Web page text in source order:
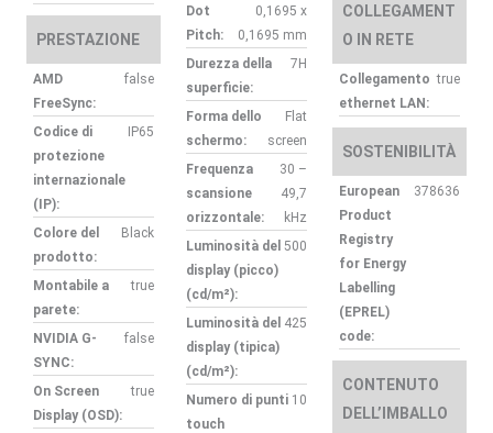
PRESTAZIONE
AMD
FreeSync:
false
Codice di
protezione
internazionale
(IP):
IP65
Colore del
prodotto:
Black
Montabile a
parete:
true
NVIDIA G-
SYNC:
false
On Screen
Display (OSD):
true
Dot
Pitch:
0,1695 x
0,1695 mm
Durezza della
superficie:
7H
Forma dello
schermo:
Flat
screen
Frequenza
scansione
orizzontale:
30 –
49,7
kHz
Luminosità del
display (picco)
(cd/m²):
500
Luminosità del
display (tipica)
(cd/m²):
425
Numero di punti
touch
10
COLLEGAMENT
O IN RETE
Collegamento
ethernet LAN:
true
SOSTENIBILITÀ
European
Product
Registry
for Energy
Labelling
(EPREL)
code:
378636
CONTENUTO
DELL’IMBALLO